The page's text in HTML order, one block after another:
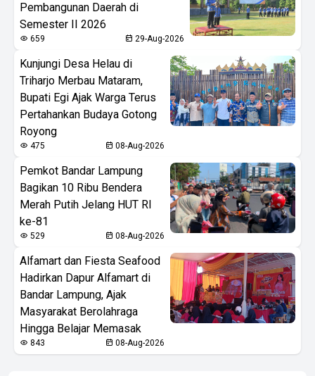
Pembangunan Daerah di
Semester II 2026
659 29-Aug-2026
Kunjungi Desa Helau di
Triharjo Merbau Mataram,
Bupati Egi Ajak Warga Terus
Pertahankan Budaya Gotong
Royong
475 08-Aug-2026
Pemkot Bandar Lampung
Bagikan 10 Ribu Bendera
Merah Putih Jelang HUT RI
ke-81
529 08-Aug-2026
Alfamart dan Fiesta Seafood
Hadirkan Dapur Alfamart di
Bandar Lampung, Ajak
Masyarakat Berolahraga
Hingga Belajar Memasak
843 08-Aug-2026